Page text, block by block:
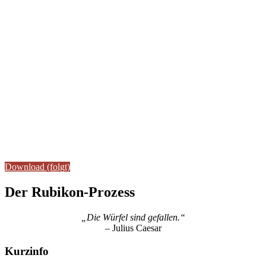
Download (folgt)
Der Rubikon-Prozess
„Die Würfel sind gefallen.“
– Julius Caesar
Kurzinfo